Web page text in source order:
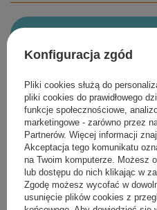
Produkt dostępny Wysyłkajutro
Darmowa i szybka dostawa
30dni na łatwy zwrot
Ten produkt nie jest dostępny
Bezpieczne zakupy
Konfiguracja zgód
Pliki cookies służą do
pliki cookies do prawidłowego
funkcje społecznościowe,
marketingowe - zarówno przez
Partnerów. Więcej informacji
Akceptacja tego komunikatu
na Twoim komputerze. Możesz
lub dostępu do nich klikając w
Zgodę możesz wycofać w
usunięcie plików cookies z